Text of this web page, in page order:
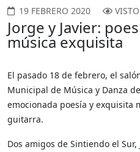
19 FEBRERO 2020
Jorge y Javier:
música exquisita
El pasado 18 de febrero, el
Municipal de Música y Danza
emocionada poesía y exquisita
guitarra.
Dos amigos de Sintiendo el Sur,